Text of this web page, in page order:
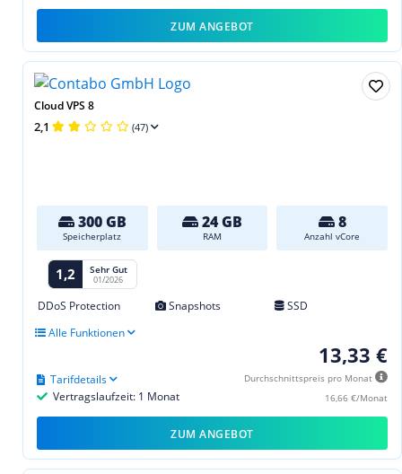
ZUM ANGEBOT
Cloud VPS 8
2,1 (47)
300 GB
Speicherplatz
24 GB
RAM
8
Anzahl vCore
1,2 Sehr Gut
01/2026
DDoS Protection Snapshots
SSD
Alle Funktionen
13,33 €
Durchschnittspreis pro Monat
16,66 €/Monat
Vertragslaufzeit: 1 Monat
Tarifdetails
ZUM ANGEBOT